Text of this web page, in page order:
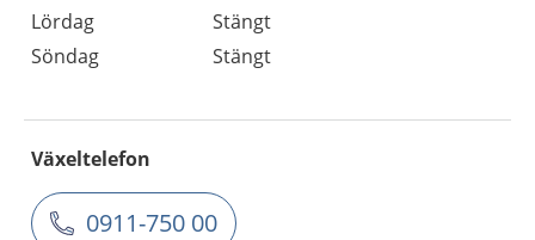
Lördag
Stängt
Söndag
Stängt
Växeltelefon
0911-750 00